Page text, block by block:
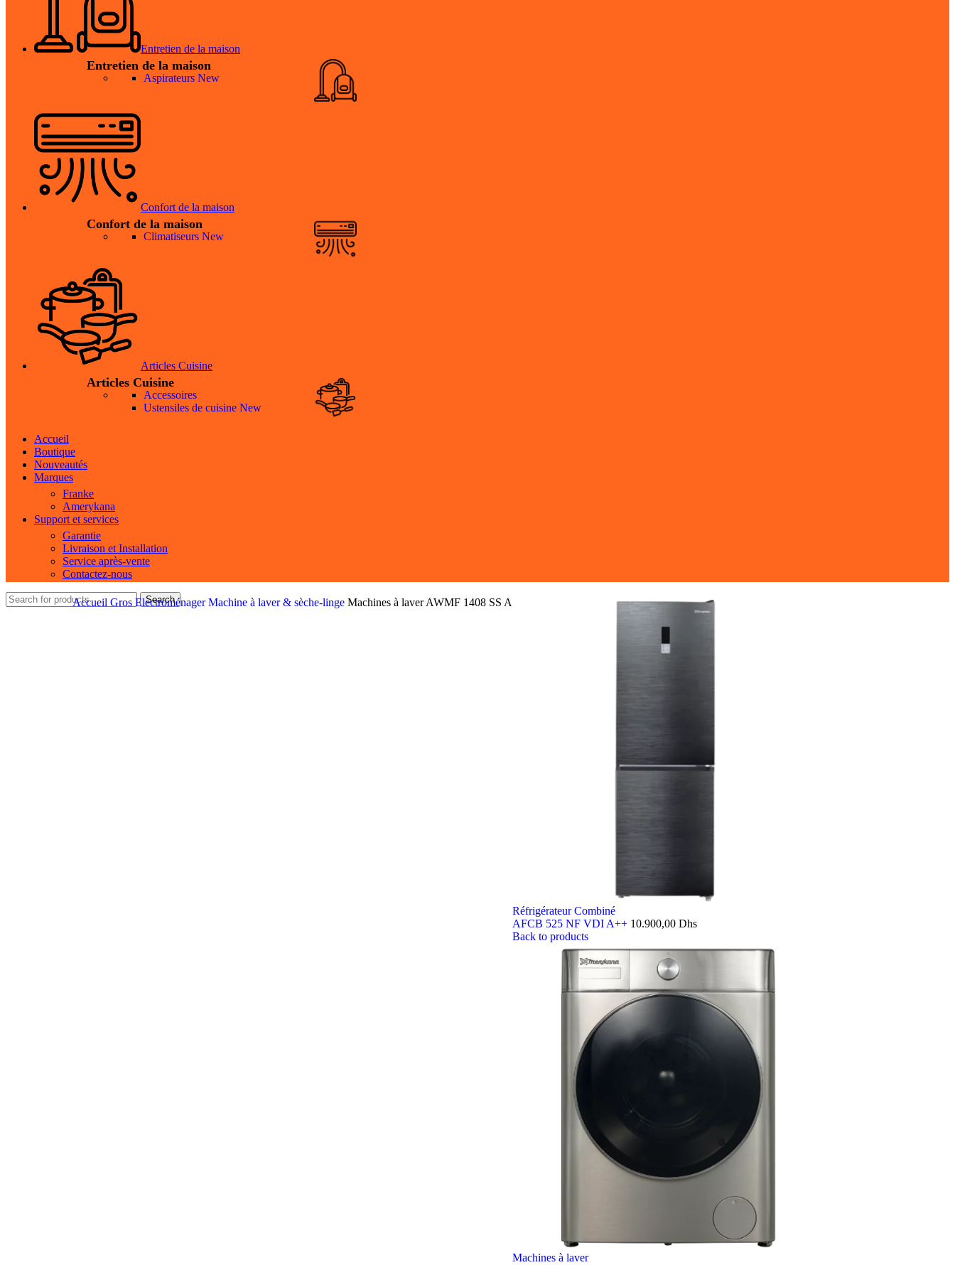
Entretien de la maison
Entretien de la maison
Aspirateurs New
Confort de la maison
Confort de la maison
Climatiseurs New
Articles Cuisine
Articles Cuisine
Accessoires
Ustensiles de cuisine New
Accueil
Boutique
Nouveautés
Marques
Franke
Amerykana
Support et services
Garantie
Livraison et Installation
Service après-vente
Contactez-nous
Search
Accueil Gros ElectroménagerMachine à laver & sèche-linge Machines à laver AWMF 1408 SS A​
Réfrigérateur Combiné
AFCB 525 NF VDI A++​ 10.900,00 Dhs
Back to products
Machines à laver